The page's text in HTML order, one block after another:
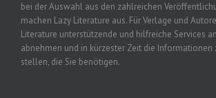
bei der Auswahl aus den zahlreichen
machen Lazy Literature aus. Für Verlage und
Literature unterstützende und hilfreiche Services
abnehmen und in kürzester Zeit die Informationen
stellen, die Sie benötigen.